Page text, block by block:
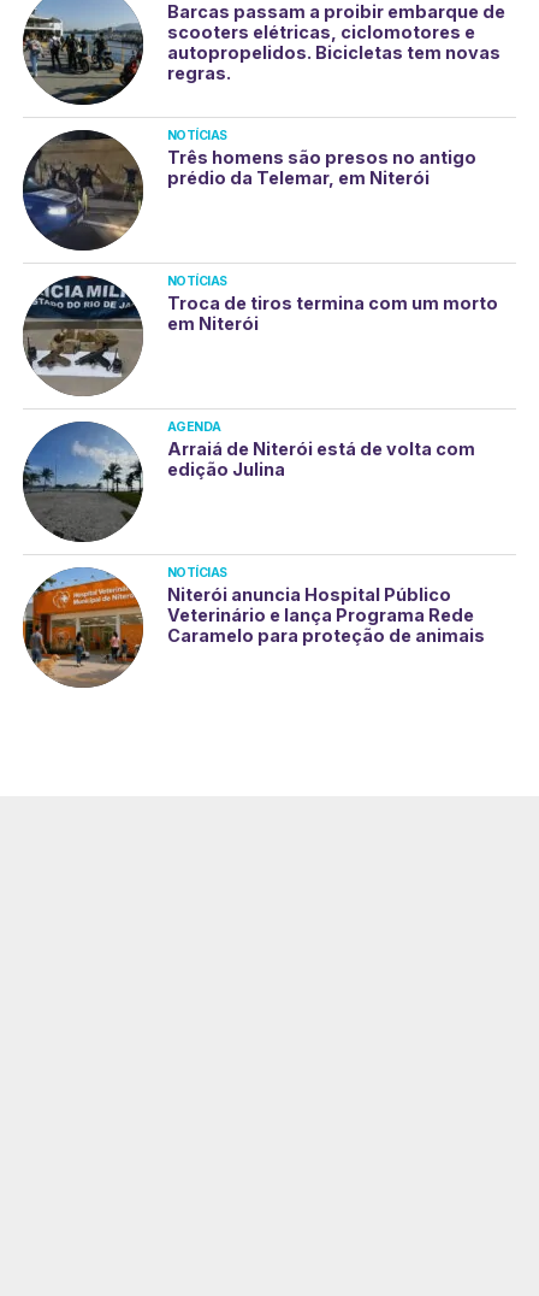
Barcas passam a proibir embarque de
scooters elétricas, ciclomotores e
autopropelidos. Bicicletas tem novas
regras.
NOTÍCIAS
Três homens são presos no antigo
prédio da Telemar, em Niterói
NOTÍCIAS
Troca de tiros termina com um morto
em Niterói
AGENDA
Arraiá de Niterói está de volta com
edição Julina
NOTÍCIAS
Niterói anuncia Hospital Público
Veterinário e lança Programa Rede
Caramelo para proteção de animais